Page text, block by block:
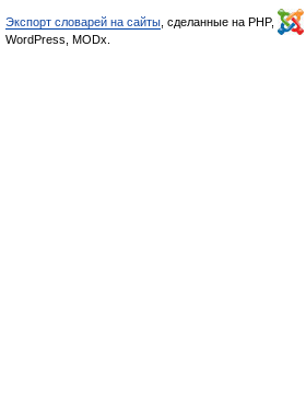
Экспорт словарей на сайты , сделанные на PHP,
WordPress, MODx.